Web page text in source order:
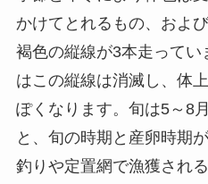
かけてとれるもの、およ
褐色の縦線が3本走って
はこの縦線は消滅し、体
ぽくなります。旬は5～8
と、旬の時期と産卵時期
釣りや定置網で漁獲され